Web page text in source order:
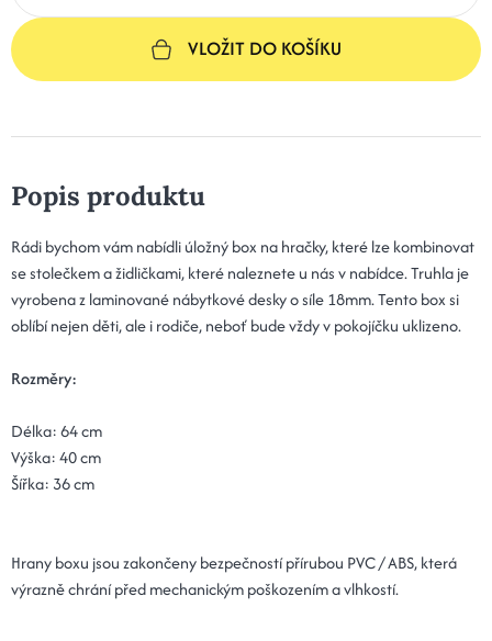
VLOŽIT DO KOŠÍKU
Popis produktu
Rádi bychom vám nabídli úložný box na hračky, které lze kombinovat
se stolečkem a židličkami, které naleznete u nás v nabídce. Truhla je
vyrobena z laminované nábytkové desky o síle 18mm. Tento box si
oblíbí nejen děti, ale i rodiče, neboť bude vždy v pokojíčku uklizeno.
Rozměry:
Délka: 64 cm
Výška: 40 cm
Šířka: 36 cm
Hrany boxu jsou zakončeny bezpečností přírubou PVC / ABS, která
výrazně chrání před mechanickým poškozením a vlhkostí.